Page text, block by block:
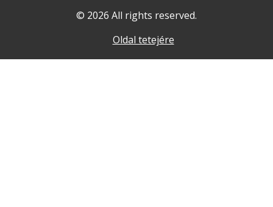
© 2026 All rights reserved.
Oldal tetejére